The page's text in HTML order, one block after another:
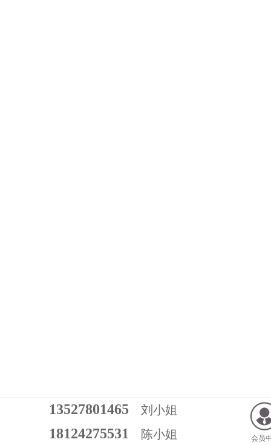
13527801465 刘小姐
会员
18124275531 陈小姐